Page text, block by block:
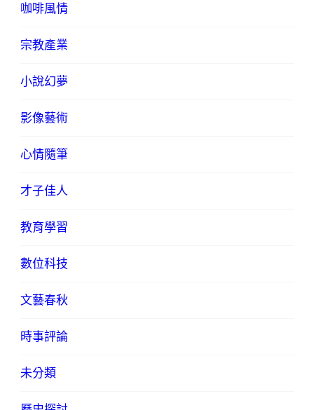
咖啡風情
宗教產業
小說幻夢
影像藝術
心情隨筆
才子佳人
教育學習
數位科技
文藝春秋
時事評論
未分類